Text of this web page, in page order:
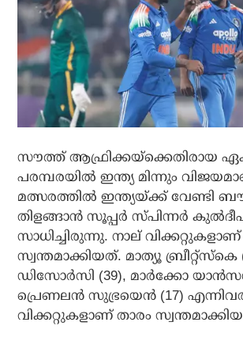
സൗത്ത് ആഫ്രിക്കയ്‌ക്കെതിരായ
പരമ്പരയില്‍ ഇന്ത്യ മിന്നും
മത്സരത്തില്‍ ഇന്ത്യയ്ക്ക് വേണ്ടി
തിളങ്ങാന്‍ സൂപ്പര്‍ സ്പിന്നര്‍
സാധിച്ചിരുന്നു. നാല് വിക്കറ്റുകളാണ്
സ്വന്തമാക്കിയത്. മാത്യൂ ബ്രീറ്റ്‌സ്‌കെ
ഡിസോര്‍സി (39), മാര്‍ക്കോ
പ്രെണലന്‍ സുഭ്രയെന്‍ (17)
വിക്കറ്റുകളാണ് താരം